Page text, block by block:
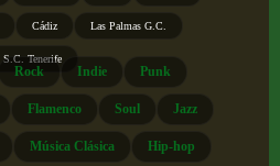
Cádiz Las Palmas G.C.
S.C. Tenerife
Rock Indie Punk
Flamenco Soul Jazz
Música Clásica Hip-hop